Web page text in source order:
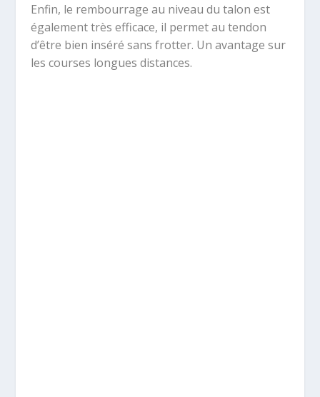
Enfin, le rembourrage au niveau du talon est
également très efficace, il permet au tendon
d’être bien inséré sans frotter. Un avantage sur
les courses longues distances.